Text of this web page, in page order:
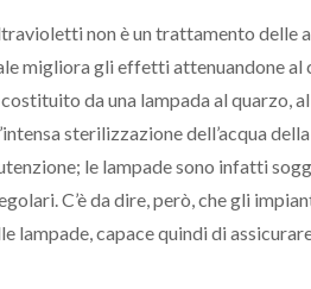
non è un trattamento delle
migliora gli effetti attenuandone
da una lampada al quarzo,
sterilizzazione dell’acqua
le lampade sono infatti
C’è da dire, però, che gli
lampade, capace quindi di